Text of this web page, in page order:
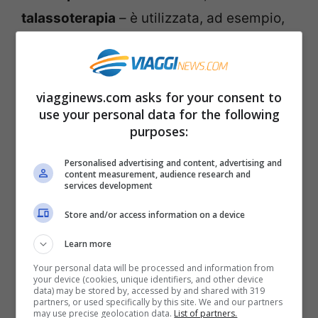
talassoterapia – è utilizzata, ad esempio,
depressione. Favorisce, inoltre, la
produzione di endorfine – i cosiddetti
ormoni del benessere– che sono in grado
di equilibrare l’umore.
I tanti benefici del mare
benefici del mare
Semplicemente osservandolo proviamo
pace e serenitàe questo ci porta ad avere
una diminuzione dellapressione
viagginews.com asks for your consent to
use your personal data for the following
purposes:
Personalised advertising and content, advertising and
content measurement, audience research and
services development
Store and/or access information on a device
Learn more
Your personal data will be processed and information from
your device (cookies, unique identifiers, and other device
data) may be stored by, accessed by and shared with 319
partners, or used specifically by this site. We and our partners
may use precise geolocation data. List of partners.